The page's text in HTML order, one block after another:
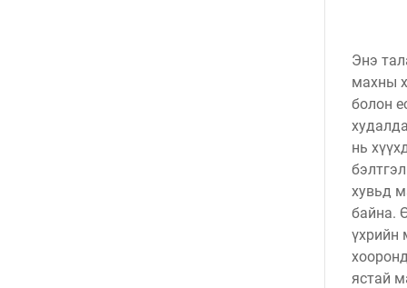
Энэ
махны
болон
нь
хувьд
байна.
үхрийн
ястай